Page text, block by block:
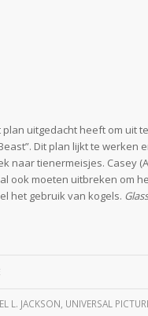
uitgedacht heeft om uit
Dit plan lijkt te werken
tienermeisjes. Casey
ook moeten uitbreken om
het gebruik van kogels. Glass
L. JACKSON UNIVERSAL